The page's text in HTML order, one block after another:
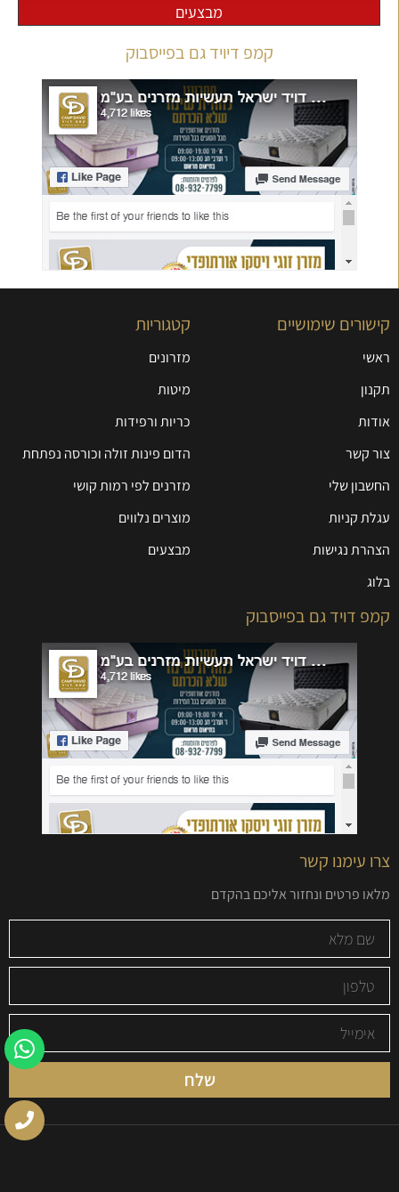
מבצעים
קמפ דיויד גם בפייסבוק
קישורים שימושיים
ראשי
תקנון
אודות
צור קשר
החשבון שלי
עגלת קניות
הצהרת נגישות
בלוג
קטגוריות
מזרונים
מיטות
כריות ורפידות
הדום פינות זולה וכורסה נפתחת
מזרנים לפי רמות קושי
מוצרים נלווים
מבצעים
קמפ דויד גם בפייסבוק
צרו עימנו קשר
מלאו פרטים ונחזור אליכם בהקדם
שלח